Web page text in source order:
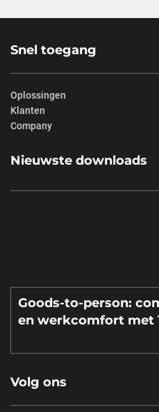
Snel toegang
Oplossingen
Klanten
Company
Nieuwste downloads
Goods-to-person:
en werkcomfort met
Volg ons